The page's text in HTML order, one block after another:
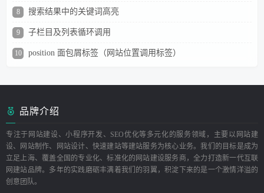
8 搜索结果中的关键词高亮
9 子栏目及列表循环调用
10 position 面包屑标签（网站位置调用标签）
品牌介绍
专注于网站建设、小程序开发、SEO优化等多元化的服务领域，主要以网站建
设、网站制作、网站设计、快速建站等建站服务为核心业务。我们的目标是成为
立足上海、覆盖全国的专业化、标准化的网站建设服务商，全力打造新一代互联
网建站品牌。多年的实践磨砺丰满着我们的羽翼，积淀下来的是一个激情洋溢的
创意团队。